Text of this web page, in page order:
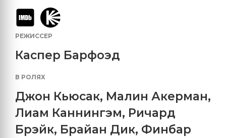
РЕЖИССЕР
Каспер Барфоэд
В РОЛЯХ
Джон Кьюсак, Малин Акерман,
Лиам Каннингэм, Ричард
Брэйк, Брайан Дик, Финбар